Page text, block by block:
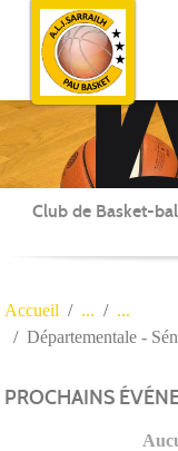
Club de Basket-
Accueil
Départementale -
PROCHAINS
Panneau de gestion des